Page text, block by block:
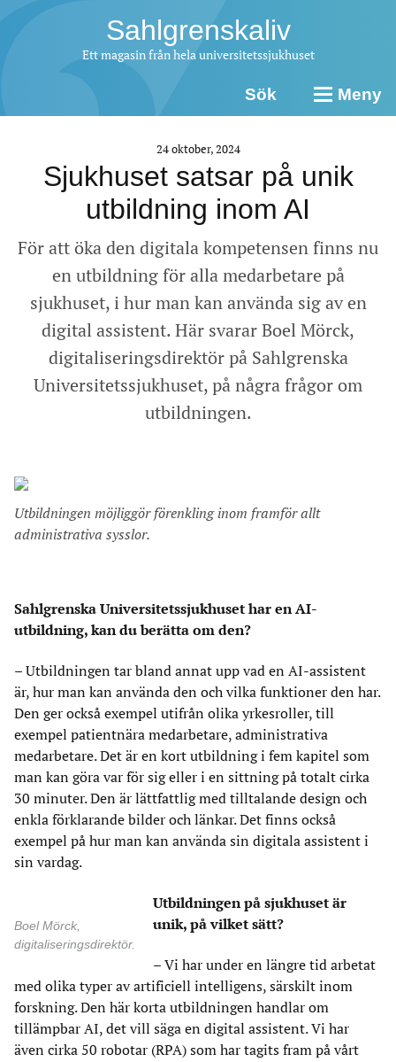
Sahlgrenskaliv
Ett magasin från hela universitetssjukhuset
Sök Meny
24 oktober, 2024
Sjukhuset satsar på unik
utbildning inom AI
För att öka den digitala kompetensen finns nu
en utbildning för alla medarbetare på
sjukhuset, i hur man kan använda sig av en
digital assistent. Här svarar Boel Mörck,
digitaliseringsdirektör på Sahlgrenska
Universitetssjukhuset, på några frågor om
utbildningen.
Utbildningen möjliggör förenkling inom framför allt
administrativa sysslor.
Sahlgrenska Universitetssjukhuset har en AI-
utbildning, kan du berätta om den?
– Utbildningen tar bland annat upp vad en AI-assistent
är, hur man kan använda den och vilka funktioner den har.
Den ger också exempel utifrån olika yrkesroller, till
exempel patientnära medarbetare, administrativa
medarbetare. Det är en kort utbildning i fem kapitel som
man kan göra var för sig eller i en sittning på totalt cirka
30 minuter. Den är lättfattlig med tilltalande design och
enkla förklarande bilder och länkar. Det finns också
exempel på hur man kan använda sin digitala assistent i
sin vardag.
Boel Mörck,
digitaliseringsdirektör.
Utbildningen på sjukhuset är
unik, på vilket sätt?
– Vi har under en längre tid arbetat
med olika typer av artificiell intelligens, särskilt inom
forskning. Den här korta utbildningen handlar om
tillämpbar AI, det vill säga en digital assistent. Vi har
även cirka 50 robotar (RPA) som har tagits fram på vårt